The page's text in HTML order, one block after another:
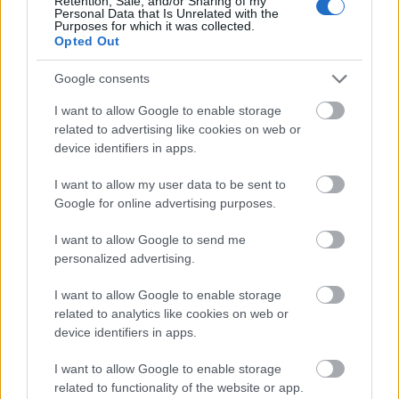
Personal Data that Is Unrelated with the
Purposes for which it was collected.
Opted Out
Google consents
I want to allow Google to enable storage
related to advertising like cookies on web or
device identifiers in apps.
I want to allow my user data to be sent to
Google for online advertising purposes.
I want to allow Google to send me
personalized advertising.
I want to allow Google to enable storage
related to analytics like cookies on web or
device identifiers in apps.
I want to allow Google to enable storage
related to functionality of the website or app.
boldogulásukra használják az Esszenciát, és
ahelyett, hogy összefognának, egymás ellen
fordulnak, melynek csak tragikus vége lehet.
Bevallom őszintén, elsőre nem értettem, mit keres
egy emberi szív a borítón, ami, mint kiderült,
tökéletesen visszaadja a regény hangulatát: sötét,
baljós és titokzatos. Az Esszencia birtokosai szörnyű
árat fizetnek az öröklétért, kizárólag emberi
szívekkel táplálkoznak, amelynek eredményeként
vérengző vadállatokká válnak időnként még a
legkifinomultabb külsővel és viselkedéssel bíró
egyének is. Persze nem mindenki gonosz, vannak
ők sem kerülhetik el a szívevés rituáléját. Adammal
együtt fedezzük fel ennek a különös világnak a
mélységeit, hihetetlen kalandokba keveredünk,
biztonságban a főszereplő, mindenki őt akarja
megölni, amit kezdetben nem ért, de természetesen